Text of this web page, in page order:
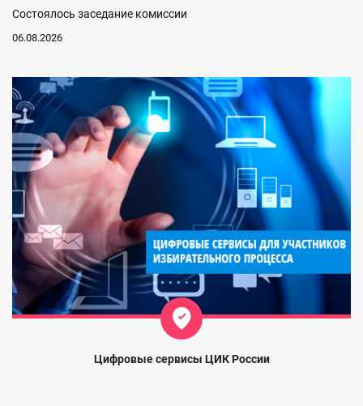
Состоялось заседание комиссии
06.08.2026
Цифровые сервисы ЦИК России